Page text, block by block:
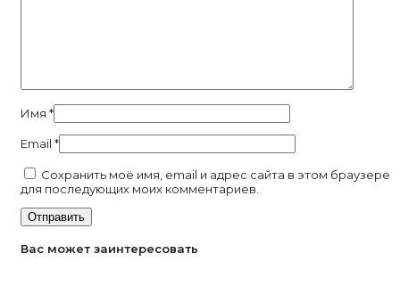
Имя *
Email *
Сохранить моё имя, email и адрес сайта в этом браузере
для последующих моих комментариев.
Вас может заинтересовать